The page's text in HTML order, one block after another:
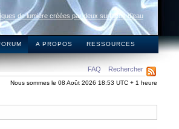
de lumière créées par deux surfaces d’eau
A PROPOS RESSOURCES
FAQ Rechercher
Nous sommes le 08 Août 2026 18:53 UTC + 1 heure